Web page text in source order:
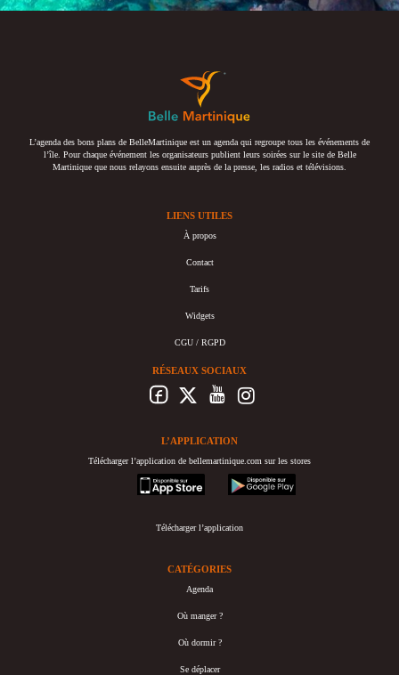
L’agenda des bons plans de BelleMartinique est un agenda qui regroupe tous les événements de
l’île. Pour chaque événement les organisateurs publient leurs soirées sur le site de Belle
Martinique que nous relayons ensuite auprès de la presse, les radios et télévisions.
LIENS UTILES
À propos
Contact
Tarifs
Widgets
CGU / RGPD
RÉSEAUX SOCIAUX
L’APPLICATION
Télécharger l’application de bellemartinique.com sur les stores
appstore
googleplay
Télécharger l’application
CATÉGORIES
Agenda
Où manger ?
Où dormir ?
Se déplacer